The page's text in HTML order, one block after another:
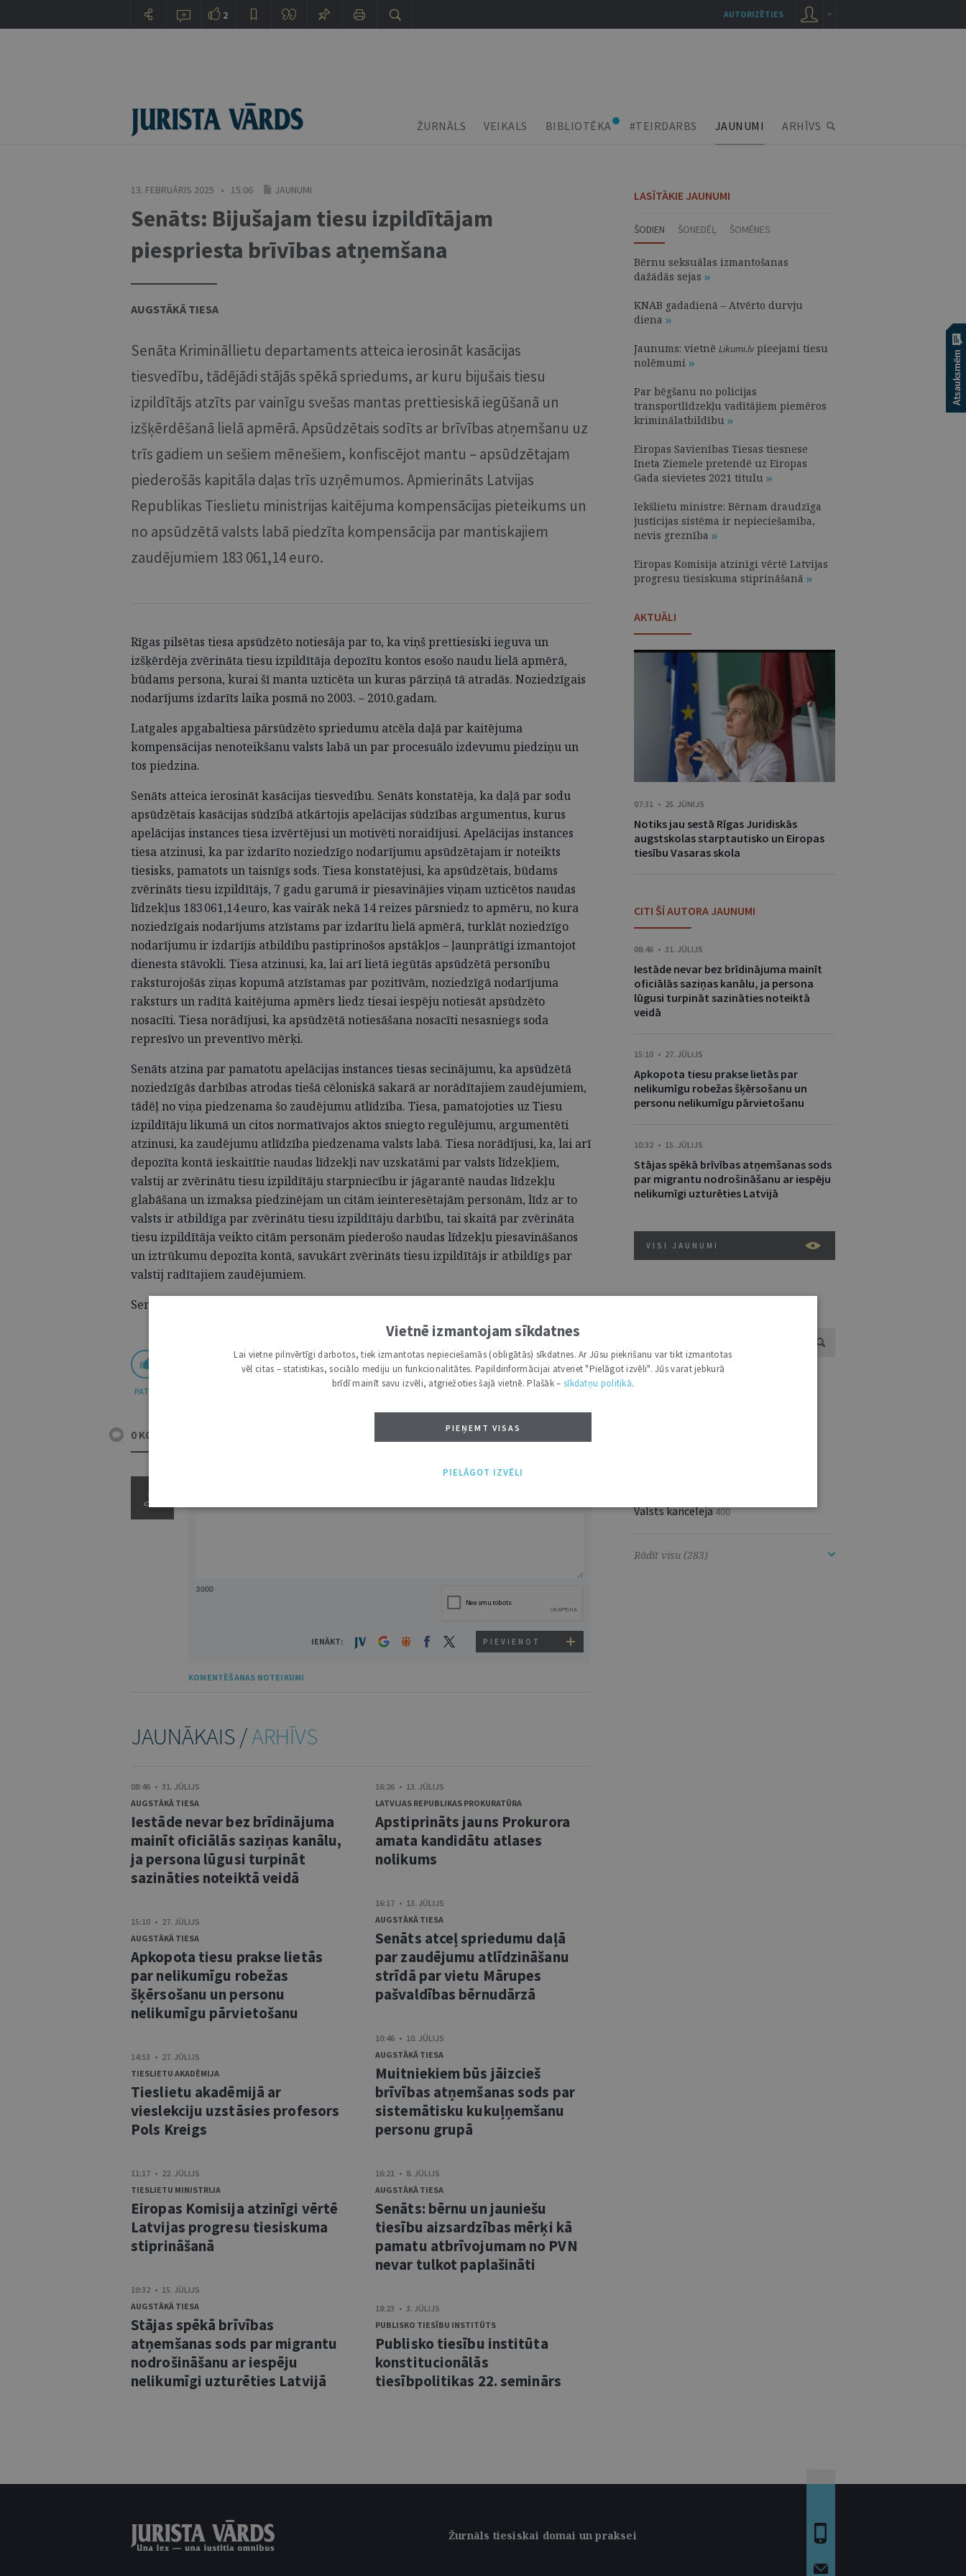
ŽURNĀLS VEIKALS BIBLIOTĒKA #TEIRDARBS JAUNUMI ARHĪVS
13. FEBRUĀRIS 2025 • 15:06 JAUNUMI
Senāts: Bijušajam tiesu izpildītājam
piespriesta brīvības atņemšana
AUGSTĀKĀ TIESA
Senāta Krimināllietu departaments atteica ierosināt kasācijas
tiesvedību, tādējādi stājās spēkā spriedums, ar kuru bijušais tiesu
izpildītājs atzīts par vainīgu svešas mantas prettiesiskā iegūšanā un
izšķērdēšanā lielā apmērā. Apsūdzētais sodīts ar brīvības atņemšanu uz
trīs gadiem un sešiem mēnešiem, konfiscējot mantu – apsūdzētajam
piederošās kapitāla daļas trīs uzņēmumos. Apmierināts Latvijas
Republikas Tieslietu ministrijas kaitējuma kompensācijas pieteikums un
no apsūdzētā valsts labā piedzīta kompensācija par mantiskajiem
zaudējumiem 183 061,14 euro.
Rīgas pilsētas tiesa apsūdzēto notiesāja par to, ka viņš prettiesiski ieguva un
izšķērdēja zvērināta tiesu izpildītāja depozītu kontos esošo naudu lielā apmērā,
būdams persona, kurai šī manta uzticēta un kuras pārziņā tā atradās. Noziedzīgais
nodarījums izdarīts laika posmā no 2003. – 2010.gadam.
Latgales apgabaltiesa pārsūdzēto spriedumu atcēla daļā par kaitējuma
kompensācijas nenoteikšanu valsts labā un par procesuālo izdevumu piedziņu un
tos piedzina.
Senāts atteica ierosināt kasācijas tiesvedību. Senāts konstatēja, ka daļā par sodu
apsūdzētais kasācijas sūdzībā atkārtojis apelācijas sūdzības argumentus, kurus
apelācijas instances tiesa izvērtējusi un motivēti noraidījusi. Apelācijas instances
tiesa atzinusi, ka par izdarīto noziedzīgo nodarījumu apsūdzētajam ir noteikts
tiesisks, pamatots un taisnīgs sods. Tiesa konstatējusi, ka apsūdzētais, būdams
zvērināts tiesu izpildītājs, 7 gadu garumā ir piesavinājies viņam uzticētos naudas
līdzekļus 183 061,14 euro, kas vairāk nekā 14 reizes pārsniedz to apmēru, no kura
noziedzīgais nodarījums atzīstams par izdarītu lielā apmērā, turklāt noziedzīgo
nodarījumu ir izdarījis atbildību pastiprinošos apstākļos – ļaunprātīgi izmantojot
dienesta stāvokli. Tiesa atzinusi, ka, lai arī lietā iegūtās apsūdzētā personību
raksturojošās ziņas kopumā atzīstamas par pozitīvām, noziedzīgā nodarījuma
raksturs un radītā kaitējuma apmērs liedz tiesai iespēju notiesāt apsūdzēto
nosacīti. Tiesa norādījusi, ka apsūdzētā notiesāšana nosacīti nesasniegs soda
represīvo un preventīvo mērķi.
Senāts atzina par pamatotu apelācijas instances tiesas secinājumu, ka apsūdzētā
noziedzīgās darbības atrodas tiešā cēloniskā sakarā ar norādītajiem zaudējumiem,
tādēļ no viņa piedzenama šo zaudējumu atlīdzība. Tiesa, pamatojoties uz Tiesu
izpildītāju likumā un citos normatīvajos aktos sniegto regulējumu, argumentēti
atzinusi, ka zaudējumu atlīdzība piedzenama valsts labā. Tiesa norādījusi, ka, lai arī
depozīta kontā ieskaitītie naudas līdzekļi nav uzskatāmi par valsts līdzekļiem,
valstij ar zvērinātu tiesu izpildītāju starpniecību ir jāgarantē naudas līdzekļu
glabāšana un izmaksa piedzinējam un citām ieinteresētajām personām, līdz ar to
valsts ir atbildīga par zvērinātu tiesu izpildītāju darbību, tai skaitā par zvērināta
tiesu izpildītāja veikto citām personām piederošo naudas līdzekļu piesavināšanos
un iztrūkumu depozīta kontā, savukārt zvērināts tiesu izpildītājs ir atbildīgs par
valstij radītajiem zaudējumiem.
Senāta lēmums. Lieta Nr. SKK-133/2025 (11088156712)
PATĪK DRUKĀT
0 KOMENTĀRI
3000
IENĀKT: PIEVIENOT
KOMENTĒŠANAS NOTEIKUMI
JAUNĀKAIS /ARHĪVS
08:46 • 31. JŪLIJS
AUGSTĀKĀ TIESA
Iestāde nevar bez brīdinājuma
mainīt oficiālās saziņas kanālu,
ja persona lūgusi turpināt
sazināties noteiktā veidā
15:10 • 27. JŪLIJS
AUGSTĀKĀ TIESA
Apkopota tiesu prakse lietās
par nelikumīgu robežas
šķērsošanu un personu
nelikumīgu pārvietošanu
14:53 • 27. JŪLIJS
TIESLIETU AKADĒMIJA
Tieslietu akadēmijā ar
vieslekciju uzstāsies profesors
Pols Kreigs
11:17 • 22. JŪLIJS
TIESLIETU MINISTRIJA
Eiropas Komisija atzinīgi vērtē
Latvijas progresu tiesiskuma
stiprināšanā
10:32 • 15. JŪLIJS
AUGSTĀKĀ TIESA
Stājas spēkā brīvības
atņemšanas sods par migrantu
nodrošināšanu ar iespēju
nelikumīgi uzturēties Latvijā
16:26 • 13. JŪLIJS
LATVIJAS REPUBLIKAS PROKURATŪRA
Apstiprināts jauns Prokurora
amata kandidātu atlases
nolikums
16:17 • 13. JŪLIJS
AUGSTĀKĀ TIESA
Senāts atceļ spriedumu daļā
par zaudējumu atlīdzināšanu
strīdā par vietu Mārupes
pašvaldības bērnudārzā
10:46 • 10. JŪLIJS
AUGSTĀKĀ TIESA
Muitniekiem būs jāizcieš
brīvības atņemšanas sods par
sistemātisku kukuļņemšanu
personu grupā
16:21 • 8. JŪLIJS
AUGSTĀKĀ TIESA
Senāts: bērnu un jauniešu
tiesību aizsardzības mērķi kā
pamatu atbrīvojumam no PVN
nevar tulkot paplašināti
18:23 • 3. JŪLIJS
PUBLISKO TIESĪBU INSTITŪTS
Publisko tiesību institūta
konstitucionālās
tiesībpolitikas 22. seminārs
LASĪTĀKIE JAUNUMI
ŠODIEN ŠONEDĒĻ ŠOMĒNES
Bērnu seksuālas izmantošanas
dažādās sejas
KNAB gadadienā – Atvērto durvju
diena
Jaunums: vietnē Likumi.lvpieejami tiesu
nolēmumi
Par bēgšanu no policijas
transportlīdzekļu vadītājiem piemēros
kriminālatbildību
Eiropas Savienības Tiesas tiesnese
Ineta Ziemele pretendē uz Eiropas
Gada sievietes 2021 titulu
Iekšlietu ministre: Bērnam draudzīga
justīcijas sistēma ir nepieciešamība,
nevis greznība
Eiropas Komisija atzinīgi vērtē Latvijas
progresu tiesiskuma stiprināšanā
AKTUĀLI
07:31 • 25. JŪNIJS
Notiks jau sestā Rīgas Juridiskās
augstskolas starptautisko un Eiropas
tiesību Vasaras skola
CITI ŠĪ AUTORA JAUNUMI
08:46 • 31. JŪLIJS
Iestāde nevar bez brīdinājuma mainīt
oficiālās saziņas kanālu, ja persona
lūgusi turpināt sazināties noteiktā
veidā
15:10 • 27. JŪLIJS
Apkopota tiesu prakse lietās par
nelikumīgu robežas šķērsošanu un
personu nelikumīgu pārvietošanu
10:32 • 15. JŪLIJS
Stājas spēkā brīvības atņemšanas sods
par migrantu nodrošināšanu ar iespēju
nelikumīgi uzturēties Latvijā
VISI JAUNUMI
Augstākā tiesa
Valsts kanceleja400
Rādīt visu (283)
Žurnāls tiesiskai domai un praksei
2 AUTORIZĒTIES
Vietnē izmantojam sīkdatnes
Lai vietne pilnvērtīgi darbotos, tiek izmantotas nepieciešamās (obligātās) sīkdatnes. Ar Jūsu piekrišanu var tikt izmantotas
vēl citas – statistikas, sociālo mediju un funkcionalitātes. Papildinformācijai atveriet "Pielāgot izvēli". Jūs varat jebkurā
brīdī mainīt savu izvēli, atgriežoties šajā vietnē. Plašāk – sīkdatņu politikā.
PIEŅEMT VISAS
PIELĀGOT IZVĒLI